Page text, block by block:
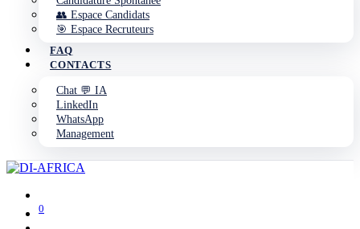
👥 Espace Candidats
🎯 Espace Recruteurs
FAQ
CONTACTS
Chat 💬 IA
LinkedIn
WhatsApp
Management
0